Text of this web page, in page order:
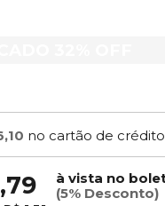
no cartão de crédito
à vista no
(5% Desconto)